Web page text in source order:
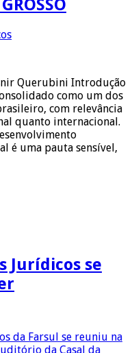
Querubini Introdução
como um dos
com relevância
quanto internacional.
é uma pauta sensível,
Jurídicos se